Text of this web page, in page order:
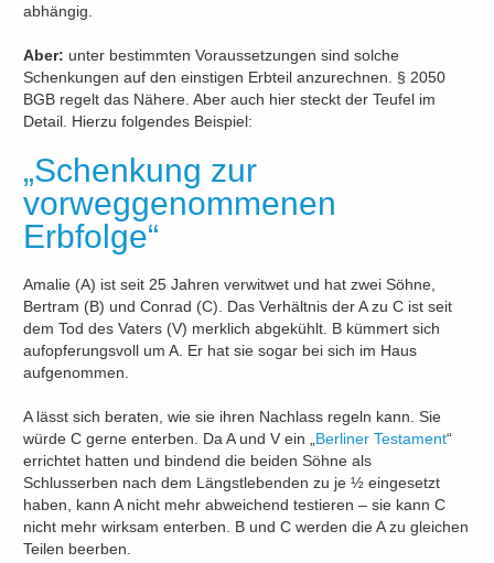
abhängig.
Aber: unter bestimmten Voraussetzungen sind solche
Schenkungen auf den einstigen Erbteil anzurechnen. § 2050
BGB regelt das Nähere. Aber auch hier steckt der Teufel im
Detail. Hierzu folgendes Beispiel:
„Schenkung zur
vorweggenommenen
Erbfolge“
Amalie (A) ist seit 25 Jahren verwitwet und hat zwei Söhne,
Bertram (B) und Conrad (C). Das Verhältnis der A zu C ist seit
dem Tod des Vaters (V) merklich abgekühlt. B kümmert sich
aufopferungsvoll um A. Er hat sie sogar bei sich im Haus
aufgenommen.
A lässt sich beraten, wie sie ihren Nachlass regeln kann. Sie
würde C gerne enterben. Da A und V ein „ Berliner Testament“
errichtet hatten und bindend die beiden Söhne als
Schlusserben nach dem Längstlebenden zu je ½ eingesetzt
haben, kann A nicht mehr abweichend testieren – sie kann C
nicht mehr wirksam enterben. B und C werden die A zu gleichen
Teilen beerben.